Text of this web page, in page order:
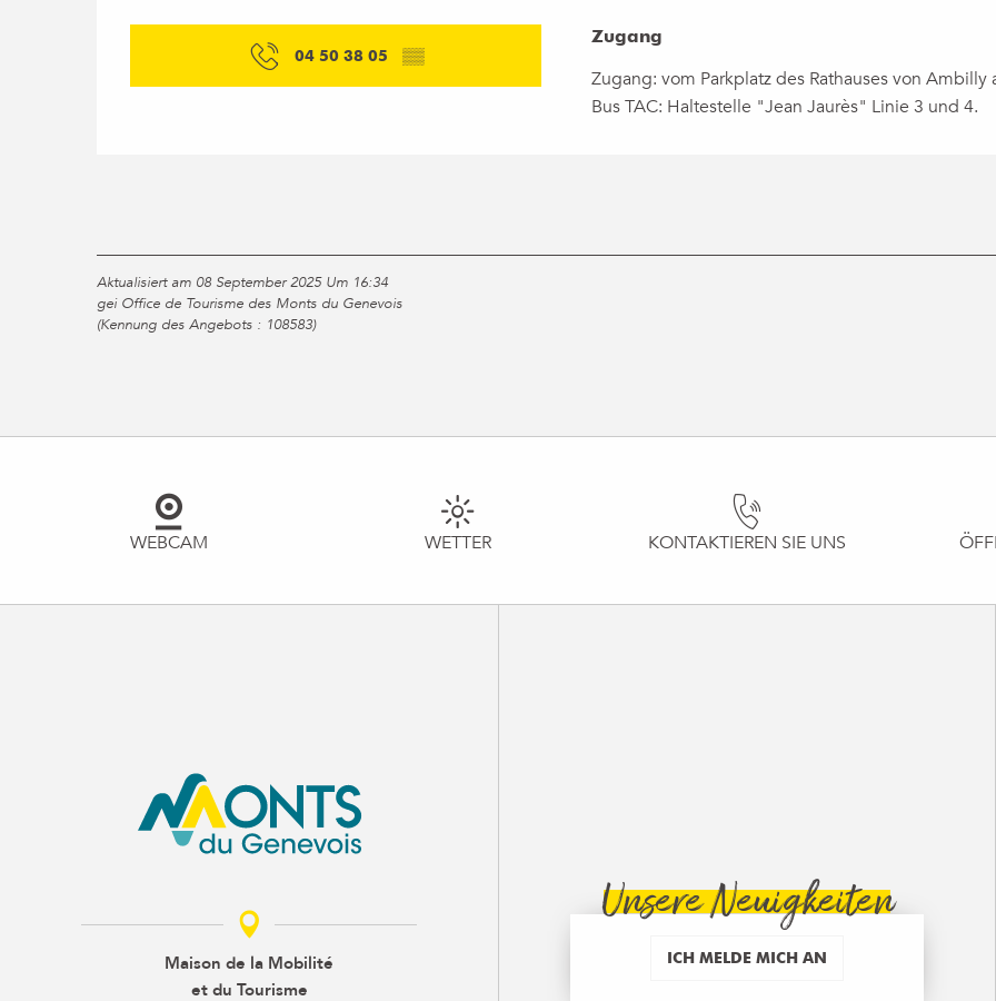
04 50 38 05 ▒▒
Zugang
Zugang
Zugang: vom Parkplatz des Rathauses von Ambilly
Bus TAC: Haltestelle "Jean Jaurès" Linie 3 und 4.
Aktualisiert am 08 September 2025 Um 16:34
gei Office de Tourisme des Monts du Genevois
(Kennung des Angebots : 108583)
WEBCAM WETTER KONTAKTIEREN SIE UNS
Maison de la Mobilité
et du Tourisme
Unsere Neuigkeiten
ICH MELDE MICH AN